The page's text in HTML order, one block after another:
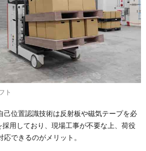
ト
己位置認識技術は反射板や磁気テープを必
用しており、現場工事が不要な上、荷役
できるのがメリット。